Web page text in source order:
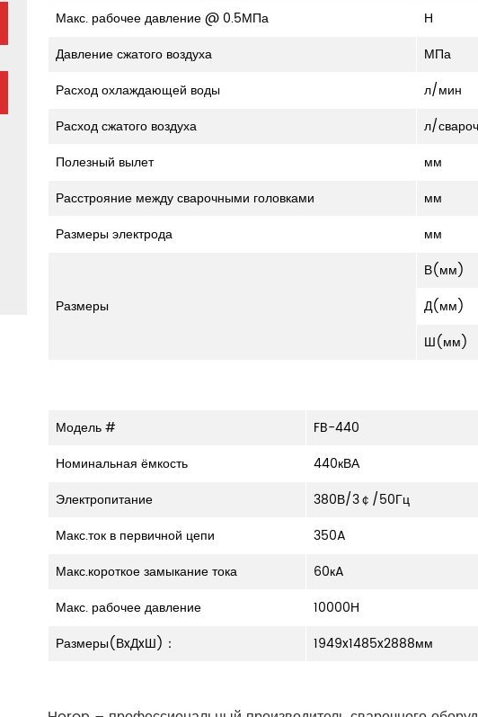
Макс. рабочее давление @ 0.5МПа
Н
Давление сжатого воздуха
МПа
Расход охлаждающей воды
л/мин
Расход сжатого воздуха
л/
Полезный вылет
мм
Расстрояние между сварочными головками
мм
Размеры электрода
мм
Размеры
В(мм)
Д(мм)
Ш(мм)
Модель # FB-440
Номинальная ёмкость
440кВА
Электропитание
380В/3￠/50Гц
Макс.ток в первичной цепи
350A
Макс.короткое замыкание тока
60кA
Макс. рабочее давление
10000Н
Размеры(ВxДxШ)：
1949x1485x2888мм